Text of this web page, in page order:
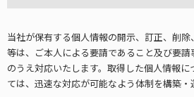
当社が保有する個人情報の開示、訂正、削
等は、ご本人による要請であること及び要
のうえ対応いたします。取得した個人情報
ては、迅速な対応が可能なよう体制を構築・